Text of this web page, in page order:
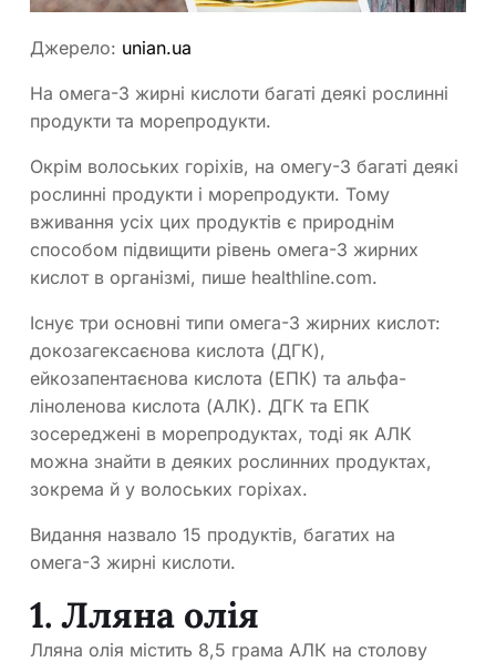
Джерело: unian.ua
На омега-3 жирні кислоти багаті деякі рослинні
продукти та морепродукти.
Окрім волоських горіхів, на омегу-3 багаті деякі
рослинні продукти і морепродукти. Тому
вживання усіх цих продуктів є природнім
способом підвищити рівень омега-3 жирних
кислот в організмі, пише healthline.com.
Існує три основні типи омега-3 жирних кислот:
докозагексаєнова кислота (ДГК),
ейкозапентаєнова кислота (ЕПК) та альфа-
ліноленова кислота (АЛК). ДГК та ЕПК
зосереджені в морепродуктах, тоді як АЛК
можна знайти в деяких рослинних продуктах,
зокрема й у волоських горіхах.
Видання назвало 15 продуктів, багатих на
омега-3 жирні кислоти.
1. Лляна олія
Лляна олія містить 8,5 грама АЛК на столову